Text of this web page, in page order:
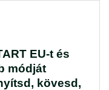
EU-t és
módját
kövesd,